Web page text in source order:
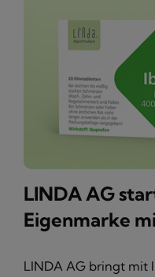
LINDA AG
Eigenmarke
LINDA AG bringt mit